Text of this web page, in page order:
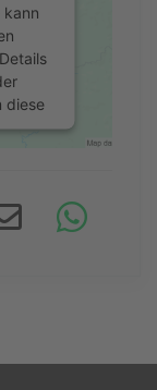
kann
diese